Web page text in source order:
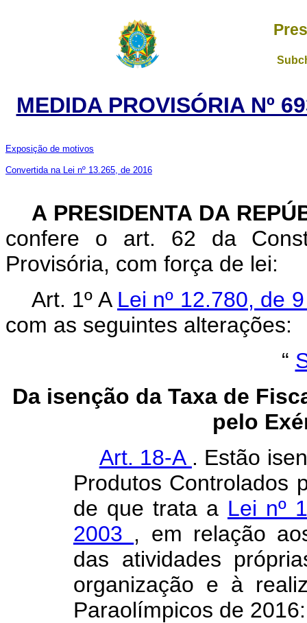
MEDIDA PROVISÓRIA Nº
Exposição de motivos
Convertida na Lei nº 13.265, de 2016
A PRESIDENTA DA
confere o art. 62 da
Provisória, com força de lei:
Art. 1º A Lei nº 12.780, de
com as seguintes alterações:
“
Da isenção da Taxa de
pelo
Art. 18-A . Estão
Produtos Controlados
de que trata a Lei nº
2003 , em relação
das atividades
organização e à
Paraolímpicos de 2016: